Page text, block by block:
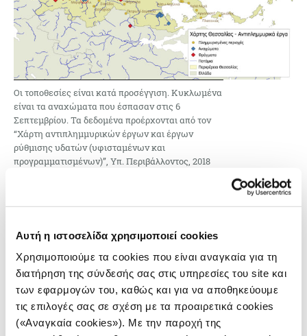
Αυτή η ιστοσελίδα χρησιμοποιεί cookies
Χρησιμοποιούμε τα cookies που είναι αναγκαία για τη
διατήρηση της σύνδεσής σας στις υπηρεσίες του site και
των εφαρμογών του, καθώς και για να αποθηκεύουμε
τις επιλογές σας σε σχέση με τα προαιρετικά cookies
(«Αναγκαία cookies»). Με την παροχή της
Οι τοποθεσίες είναι κατά προσέγγιση. Κυκλωμένα
είναι τα αναχώματα που έσπασαν στις 6
Σεπτεμβρίου. Τα δεδομένα προέρχονται από τον
“Χάρτη αντιπλημμυρικών έργων και έργων
ρύθμισης υδατών (υφισταμένων και
προγραμματισμένων)”, Υπ. Περιβάλλοντος, 2018
Να υπάρχει αρκετός χρόνος να σώσουμε
ανθρώπινες ζωές»
Η οικογένεια της Αγγελικής ένιωθε προετοιμασμένη.
Όταν είδαν την ένταση της βροχής μάζεψαν μερικά
από τα πράγματά τους και τα ανέβασαν στον πρώτο
όροφο του σπιτιού τους. Το σπίτι τους είχε ήδη
πλημμυρίσει όταν ακούστηκε στα κινητά τους το
σήμα του 112 -σύστημα προειδοποίησης της